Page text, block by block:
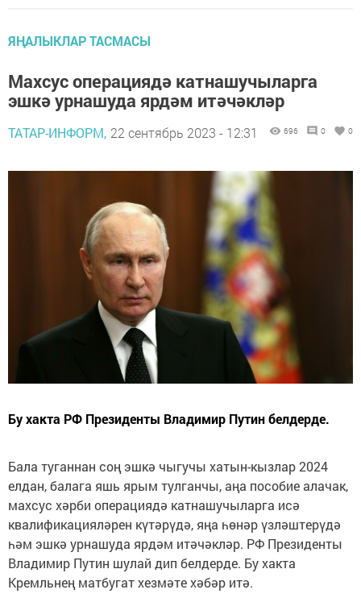
ЯҢАЛЫКЛАР ТАСМАСЫ
Махсус операциядә катнашучыларга
эшкә урнашуда ярдәм итәчәкләр
ТАТАР-ИНФОРМ, 22 сентябрь 2023 - 12:31 696 0 0
Бу хакта РФ Президенты Владимир Путин белдерде.
Бала туганнан соң эшкә чыгучы хатын-кызлар 2024
елдан, балага яшь ярым тулганчы, аңа пособие алачак,
махсус хәрби операциядә катнашучыларга исә
квалификацияләрен күтәрүдә, яңа һөнәр үзләштерүдә
һәм эшкә урнашуда ярдәм итәчәкләр. РФ Президенты
Владимир Путин шулай дип белдерде. Бу хакта
Кремльнең матбугат хезмәте хәбәр итә.